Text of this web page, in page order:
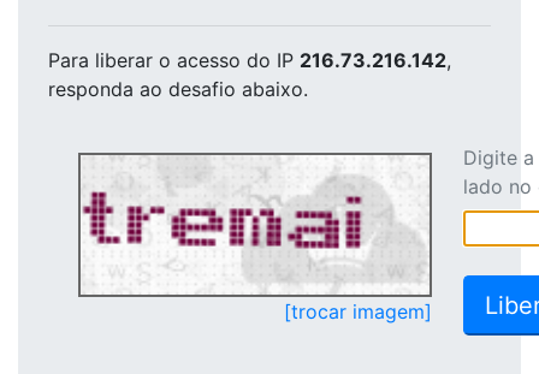
Para liberar o acesso do IP 216.73.216.142,
responda ao desafio abaixo.
[trocar imagem]
Digite
lado no